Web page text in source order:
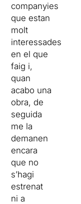
companyies
que estan
molt
interessades
en el que
faig i,
quan
acabo una
obra, de
seguida
me la
demanen
encara
que no
s’hagi
estrenat
ni a